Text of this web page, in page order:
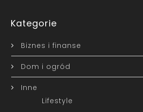
Kategorie
Biznes i finanse
Dom i ogród
Inne
Lifestyle